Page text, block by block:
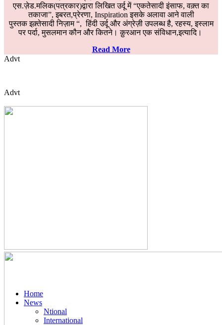
एस.ज़ेड.मलिक(पत्रकार)द्वारा लिखित उर्दू में “एकतेसादी इंसाफ, वक़्त का
तकाजा”, इबरत,प्रेरणा, Inspiration इसके अलावा आने वाली
पुस्तक इक़्तेसादी निज़ाम “, हिंदी उर्दू और अंग्रेज़ी उपलब्ध है, रहस्य, इस्लाम
पर पर्दा, मुसलमान कौन और कितने। क़ुरआन एक संविधान,इत्यादि।
Read More
Advt
Advt
Home
News
Ntional
International